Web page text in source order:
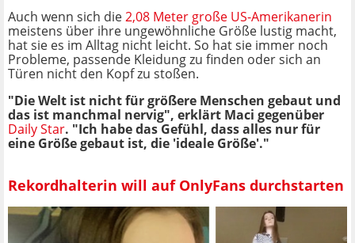
Auch wenn sich die2,08 Meter große US-Amerikanerin
meistens über ihre ungewöhnliche Größe lustig macht,
hat sie es im Alltag nicht leicht. So hat sie immer noch
Probleme, passende Kleidung zu finden oder sich an
Türen nicht den Kopf zu stoßen.
"Die Welt ist nicht für größere Menschen gebaut und
das ist manchmal nervig", erklärt Maci gegenüber
Daily Star. "Ich habe das Gefühl, dass alles nur für
eine Größe gebaut ist, die 'ideale Größe'."
Rekordhalterin will auf OnlyFans durchstarten